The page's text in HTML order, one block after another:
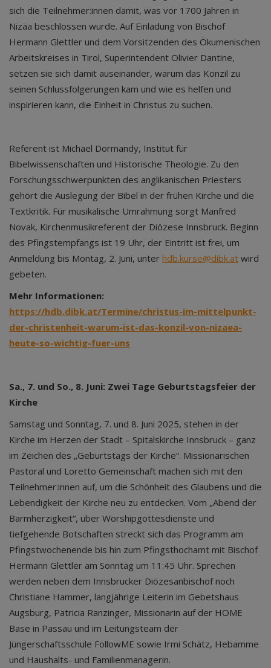
sich die Teilnehmer:innen damit, was vor 1700 Jahren in
Nizäa beschlossen wurde. Auf Einladung von Bischof
Hermann Glettler und dem Vorsitzenden des Ökumenischen
Arbeitskreises in Tirol, Superintendent Olivier Dantine,
setzen sie sich damit auseinander, warum das Konzil zu
seinen Schlussfolgerungen kam und wie es helfen und
inspirieren kann, die Einheit in Christus zu suchen.
Referent ist Michael Dormandy, Institut für
Bibelwissenschaften und Historische Theologie. Zu den
Forschungsschwerpunkten des anglikanischen Priesters
gehört die Auslegung der Bibel in der frühen Kirche und die
Textkritik. Für musikalische Umrahmung sorgt Manfred
Novak, Kirchenmusikreferent der Diözese Innsbruck. Beginn
des Pfingstempfangs ist 19 Uhr, der Eintritt ist frei, um
Anmeldung bis Montag, 2. Juni, unter hdb.kurse@dibk.at wird
gebeten.
Mehr Informationen:
https://hdb.dibk.at/Termine/christus-im-mittelpunkt-
der-christenheit-warum-ist-das-konzil-von-nizaea-
heute-so-wichtig-fuer-uns
Sa., 7. und So., 8. Juni: Zwei Tage Geburtstagsfeier der
Kirche
Samstag und Sonntag, 7. und 8. Juni 2025, stehen in der
Kirche im Herzen der Stadt – Spitalskirche Innsbruck – ganz
im Zeichen des „Geburtstags der Kirche“. Missionarischen
Pastoral und Loretto Gemeinschaft machen sich mit den
Teilnehmer:innen auf, um die Schönheit des Glaubens und die
Lebendigkeit der Kirche neu zu entdecken. Vom „Abend der
Barmherzigkeit“, über Worshipgottesdienste und
tiefgehende Botschaften streckt sich das Programm am
Pfingstwochenende bis hin zum Pfingsthochamt mit Bischof
Hermann Glettler am Sonntag um 11:45 Uhr. Sprechen
werden neben dem Innsbrucker Diözesanbischof noch
Christiane Hammer, langjährige Leiterin im Gebetshaus
Augsburg, Patricia Ranzinger, Missionarin auf der HOME
Base in Passau und im Leitungsteam der
Jüngerschaftsschule FollowME sowie Irmi Schätz, Hebamme
und Haushalts- und Familienmanagerin.